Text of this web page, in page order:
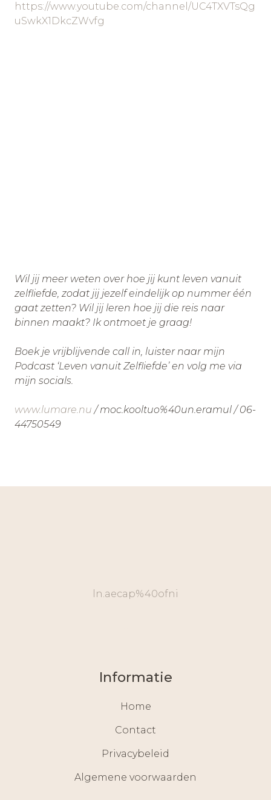
https://www.youtube.com/channel/UC4TXVTsQg
uSwkX1DkcZWvfg
Wil jij meer weten over hoe jij kunt leven vanuit
zelfliefde, zodat jij jezelf eindelijk op nummer één
gaat zetten? Wil jij leren hoe jij die reis naar
binnen maakt? Ik ontmoet je graag!
Boek je vrijblijvende call in, luister naar mijn
Podcast ‘Leven vanuit Zelfliefde’ en volg me via
mijn socials.
www.lumare.nu / moc.kooltuo%40un.eramul / 06-
44750549
ln.aecap%40ofni
Informatie
Home
Contact
Privacybeleid
Algemene voorwaarden